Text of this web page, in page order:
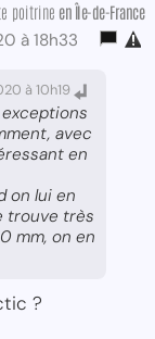
poitrine en Île-de-France
à 18h33
à 10h19
avec
en
on lui en
trouve très
mm, on en
?